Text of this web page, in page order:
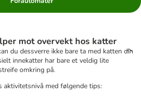
mot overvekt hos katter
du dessverre ikke bare ta med katten din
innekatter har bare et veldig lite
omkring på.
aktivitetsnivå med følgende tips: